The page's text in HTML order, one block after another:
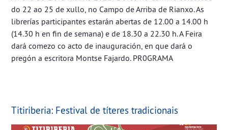
do 22 ao 25 de xullo, no Campo de Arriba de Rianxo. As
librerías participantes estarán abertas de 12.00 a 14.00 h
(14.30 h en fin de semana) e de 18.30 a 22.30 h. A Feira
dará comezo co acto de inauguración, en que dará o
pregón a escritora Montse Fajardo. PR0GRAMA
Titiriberia: Festival de títeres tradicionais